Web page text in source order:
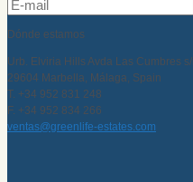
Dónde estamos
Urb. Elviria Hills Avda Las Cumbres s/
29604 Marbella, Málaga, Spain
T. +34 952 831 248
F. +34 952 834 266
ventas@greenlife-estates.com